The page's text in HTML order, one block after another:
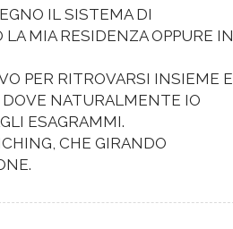
IL SISTEMA DI
MIA RESIDENZA OPPURE IN
PER RITROVARSI INSIEME E
DOVE NATURALMENTE IO
ESAGRAMMI.
CHE GIRANDO